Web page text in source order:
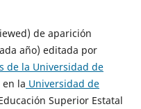
de aparición
año) editada por
de la Universidad de
en la Universidad de
Superior Estatal